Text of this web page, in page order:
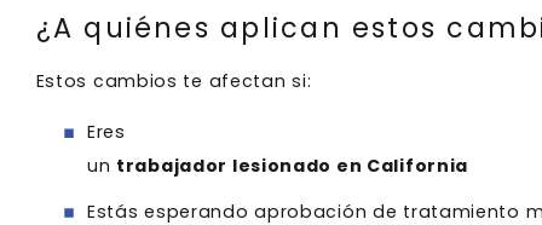
¿A quiénes aplican estos
Estos cambios te afectan si:
Eres
un trabajador lesionado en California
Estás esperando aprobación de tratamiento